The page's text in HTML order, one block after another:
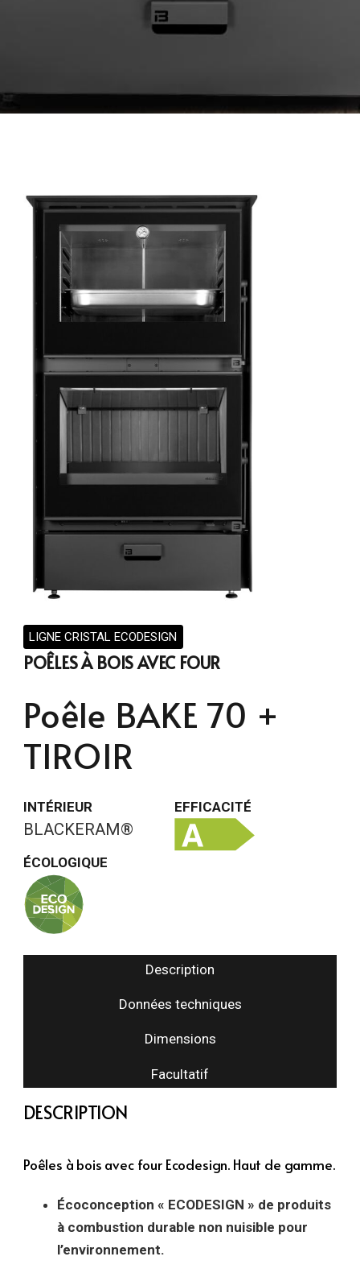
LIGNE CRISTAL ECODESIGN
POÊLES À BOIS AVEC FOUR
Poêle BAKE 70 +
TIROIR
INTÉRIEUR
BLACKERAM®
EFFICACITÉ
ÉCOLOGIQUE
Description
Données techniques
Dimensions
Facultatif
DESCRIPTION
Poêles à bois avec four Ecodesign. Haut de gamme.
Écoconception « ECODESIGN » de produits
à combustion durable non nuisible pour
l’environnement.